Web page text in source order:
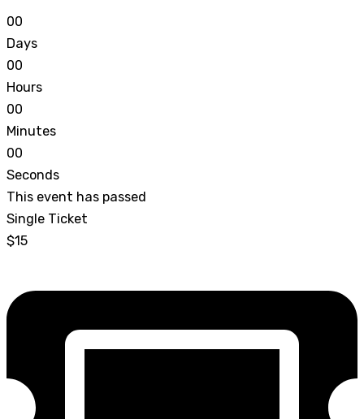
00
Days
00
Hours
00
Minutes
00
Seconds
This event has passed
Single Ticket
$15